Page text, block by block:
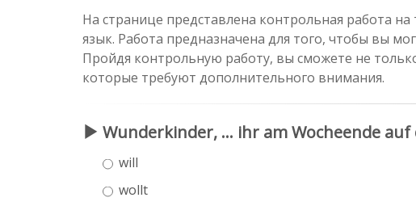
На странице представлена контрольная работа
язык. Работа предназначена для того, чтобы вы
Пройдя контрольную работу, вы сможете не
которые требуют дополнительного внимания.
Wunderkinder, ... ihr am Wocheende
will
wollt